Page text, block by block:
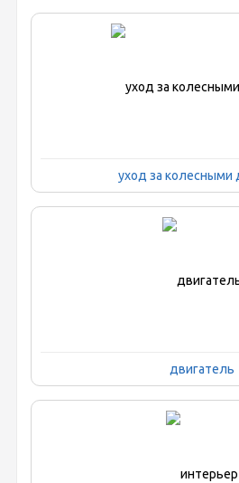
уход за колесными
двигатель